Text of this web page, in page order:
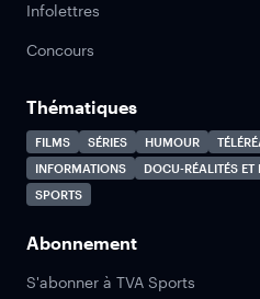
Infolettres
Concours
Thématiques
FILMS SÉRIES HUMOUR
INFORMATIONS
DOCU-RÉALITÉS
SPORTS
Abonnement
S'abonner à TVA Sports